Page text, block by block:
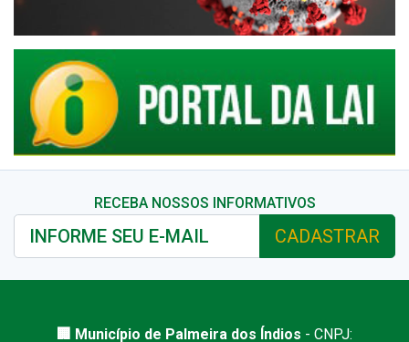
RECEBA NOSSOS INFORMATIVOS
CADASTRAR
🏢 Município de Palmeira dos Índios - CNPJ: